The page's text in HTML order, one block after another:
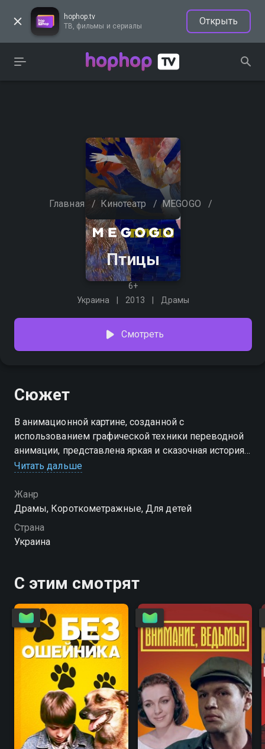
hophop.tv
ТВ, фильмы и сериалы
Открыть
Главная / Кинотеатр / MEGOGO /
Птицы
6+
Украина
2013 Драмы
Смотреть
Сюжет
В анимационной картине, созданной с
использованием графической техники переводной
анимации, представлена яркая и сказочная история
любви. У влюбленных героев неожиданно
мотивируют на различные поступки.
Читать дальше
Жанр
Драмы, Короткометражные, Для детей
Страна
Украина
С этим смотрят